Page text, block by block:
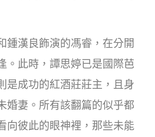
鍾漢良飾演的馮睿，在分開
。此時，譚思婷已是國際芭
是成功的紅酒莊莊主，且身
婚妻。所有該翻篇的似乎都
向彼此的眼神裡，那些未能